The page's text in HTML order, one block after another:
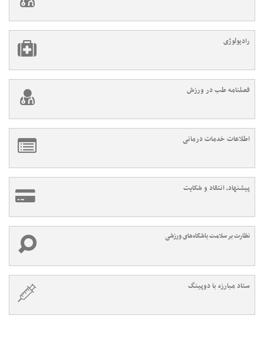
رادیولوژی
فصلنامه طب در ورزش
اطلاعات خدمات درمانی
پیشنهاد، انتقاد و شکایت
نظارت بر سلامت باشگاه‌های ورزشی
ستاد مبارزه با دوپینگ